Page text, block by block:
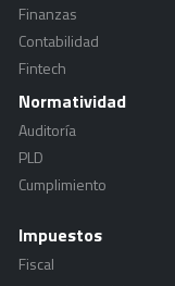
Finanzas
Contabilidad
Fintech
Normatividad
Auditoría
PLD
Cumplimiento
Impuestos
Fiscal